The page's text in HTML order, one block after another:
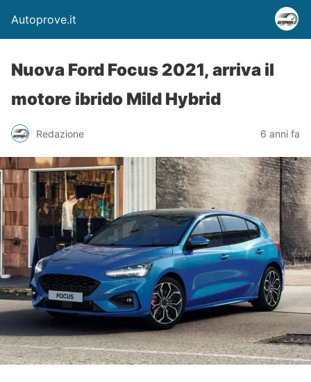
Autoprove.it
Nuova Ford Focus 2021, arriva il
motore ibrido Mild Hybrid
Redazione 6 anni fa